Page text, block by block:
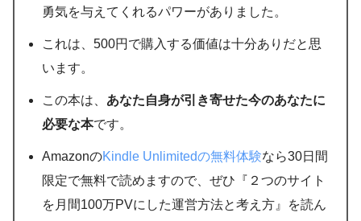
勇気を与えてくれるパワーがありました。
これは、500円で購入する価値は十分ありだと思
います。
この本は、 あなた自身が引き寄せた今のあなたに
必要な本です。
AmazonのKindle Unlimitedの無料体験なら30日間
限定で無料で読めますので、ぜひ『２つのサイト
を月間100万PVにした運営方法と考え方』を読ん